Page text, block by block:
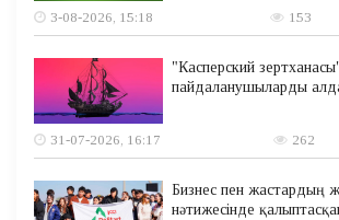
3-08-2026, 15:18 153
"Касперский
пайдаланушыларды
31-07-2026, 16:17 262
Бизнес пен жастардың
нәтижесінде